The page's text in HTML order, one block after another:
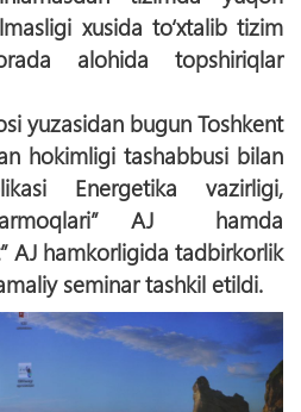
xusida tо‘xtalib tizim
alohida topshiriqlar
yuzasidan bugun Toshkent
hokimligi tashabbusi bilan
Energetika vazirligi,
AJ hamda
AJ hamkorligida tadbirkorlik
seminar tashkil etildi.